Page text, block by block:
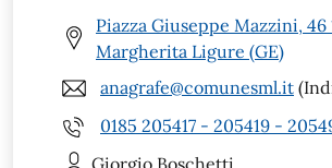
Piazza Giuseppe Mazzini, 46
Margherita Ligure (GE)
anagrafe@comunesml.it
0185 205417 - 205419 -
Giorgio Boschetti